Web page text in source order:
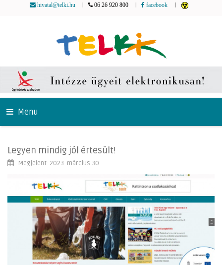
hivatal@telki.hu 06 26 920 800 facebook
Menu
Legyen mindig jól értesült!
Megjelent: 2023. március 30.